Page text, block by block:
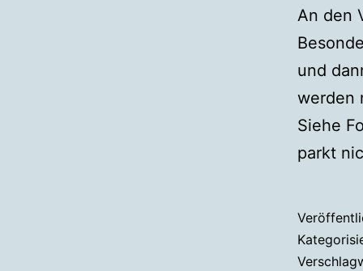
An den
und
werden
Siehe
parkt